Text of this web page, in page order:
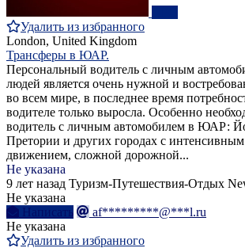
Удалить из избранного
London, United Kingdom
Трансферы в ЮАР.
Персональный водитель с личным
людей является очень нужной и
во всем мире, в последнее время
водителе только выросла. Особенно
водитель с личным автомобилем в ЮАР:
Претории и других городах с
движением, сложной дорожной...
Не указана
9 лет назад Туризм-Путешествия-Отдых
Не указана
Написать
af*********@***l.ru
Не указана
Удалить из избранного